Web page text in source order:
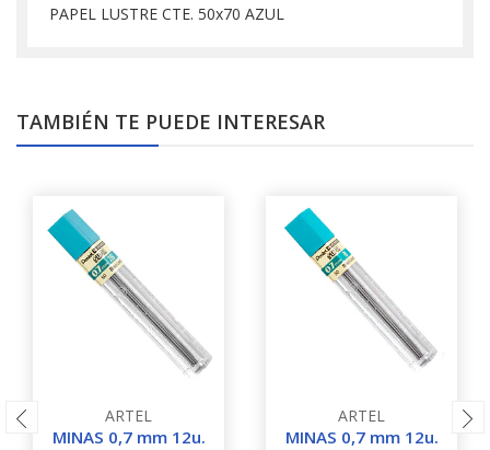
PAPEL LUSTRE CTE. 50x70 AZUL
TAMBIÉN TE PUEDE INTERESAR
ARTEL
MINAS 0,7 mm 12u.
ARTEL
MINAS 0,7 mm 12u.